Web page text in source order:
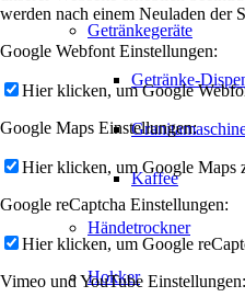
Getränkegeräte
Getränke-
Kaffee
Händetrockner
Hokker
werden nach einem Neuladen der
Google Webfont Einstellungen:
Hier klicken, um Google
Google Maps Einstellungen:
Hier klicken, um Google Maps
Google reCaptcha Einstellungen:
Hier klicken, um Google
Vimeo und YouTube Einstellungen: